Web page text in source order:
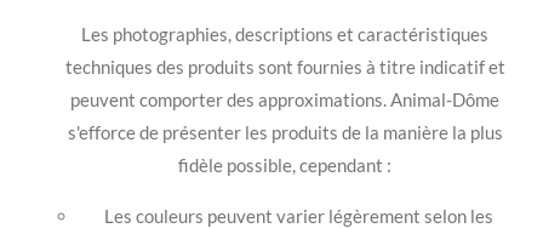
Les photographies, descriptions et caractéristiques
techniques des produits sont fournies à titre indicatif et
peuvent comporter des approximations. Animal-Dôme
s'efforce de présenter les produits de la manière la plus
fidèle possible, cependant :
Les couleurs peuvent varier légèrement selon les